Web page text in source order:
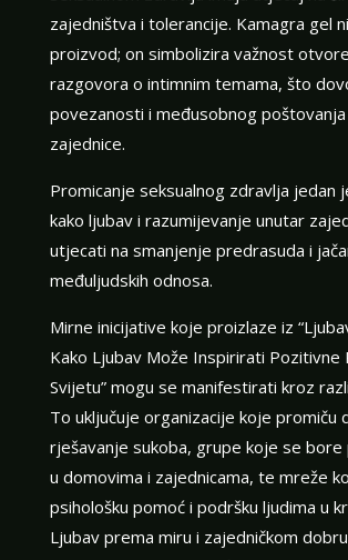
zajedništva i tolerancije. Kamagra gel
proizvod; on simbolizira važnost
razgovora o intimnim temama, što
povezanosti i međusobnog
zajednice.
Promicanje seksualnog zdravlja jedan
kako ljubav i razumijevanje unutar
utjecati na smanjenje predrasuda i
međuljudskih odnosa.
Mirne inicijative koje proizlaze iz
Kako Ljubav Može Inspirirati Pozitivne
Svijetu” mogu se manifestirati kroz
To uključuje organizacije koje promiču
rješavanje sukoba, grupe koje se bore
u domovima i zajednicama, te mreže
psihološku pomoć i podršku ljudima u
Ljubav prema miru i zajedničkom